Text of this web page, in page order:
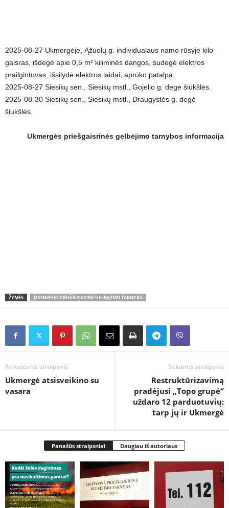
2025-08-27 Ukmergėje, Ąžuolų g. individualaus namo rūsyje kilo
gaisras, išdegė apie 0,5 m² kiliminės dangos, sudegė elektros
prailgintuvas, išsilydė elektros laidai, aprūko patalpa.
2025-08-27 Siesikų sen., Siesikų mstl., Gojelio g. degė šiukšlės.
2025-08-30 Siesikų sen., Siesikų mstl., Draugystės g. degė
šiukšlės.
Ukmergės priešgaisrinės gelbėjimo tarnybos informacija
ŽYMĖS UKMERGĖS PRIEŠGAISRINĖ GELBĖJIMO TARNYBA
Ankstesnis straipsnis
Ukmergė atsisveikino su
vasara
Sekantis straipsnis
Restruktūrizavimą
pradėjusi „Topo grupė“
uždaro 12 parduotuvių:
tarp jų ir Ukmergė
Panašūs straipsniai Daugiau iš autoriaus